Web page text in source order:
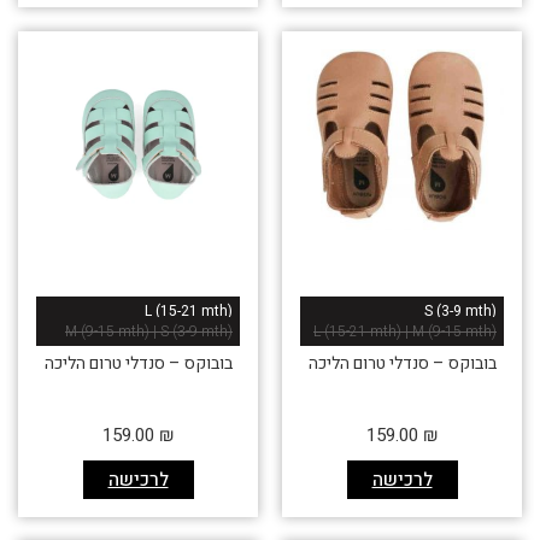
S (3-9 mth)
L (15-21 mth) | M (9-15 mth)
בובוקס – סנדלי טרום הליכה
לרכישה
159.00 ₪
L (15-21 mth)
M (9-15 mth) | S (3-9 mth)
בובוקס – סנדלי טרום הליכה
לרכישה
159.00 ₪